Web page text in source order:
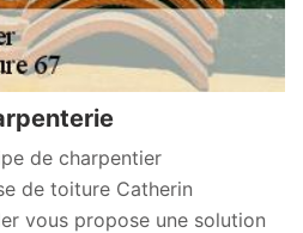
de charpentier
de toiture Catherin
vous propose une solution